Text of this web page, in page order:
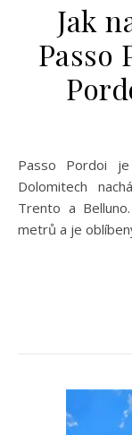
Jak
Passo
Passo Pordoi je jedním z nejkrásnějších průsmyků v
Dolomitech
Trento a
metrů a je